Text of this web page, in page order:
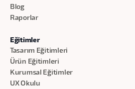
Blog
Raporlar
Eğitimler
Tasarım Eğitimleri
Ürün Eğitimleri
Kurumsal Eğitimler
UX Okulu